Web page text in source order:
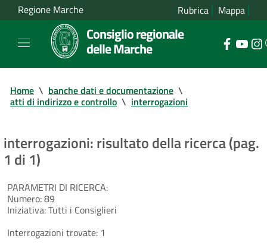
Regione Marche Rubrica Mappa
Consiglio regionale
delle Marche
Home \ banche dati e documentazione \
atti di indirizzo e controllo \ interrogazioni
interrogazioni: risultato della ricerca (pag.
1 di 1)
PARAMETRI DI RICERCA:
Numero:89
Iniziativa:Tutti i Consiglieri
Interrogazioni trovate: 1